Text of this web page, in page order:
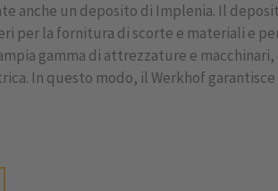
anche un deposito di Implenia. Il
per la fornitura di scorte e materiali e
gamma di attrezzature e
In questo modo, il Werkhof